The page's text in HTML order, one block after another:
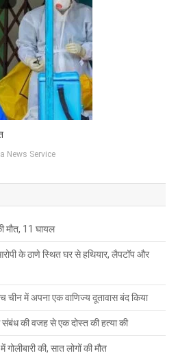
News Service
मौत, 11 घायल
के ठाणे स्थित घर से हथियार, लैपटॉप और
चीन में अपना एक वाणिज्य दूतावास बंद किया
संबंध की वजह से एक दोस्त की हत्या की
की, सात लोगों की मौत